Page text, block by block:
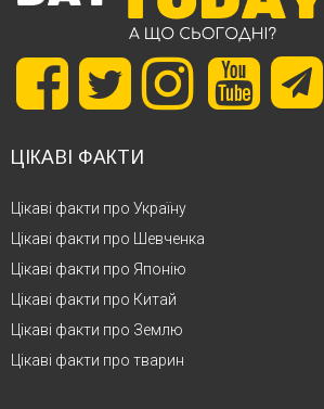
ЦІКАВІ ФАКТИ
Цікаві факти про Україну
Цікаві факти про Шевченка
Цікаві факти про Японію
Цікаві факти про Китай
Цікаві факти про Землю
Цікаві факти про тварин